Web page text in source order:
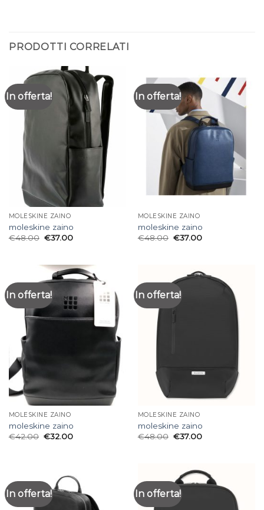
PRODOTTI CORRELATI
In offerta!
MOLESKINE ZAINO
moleskine zaino
€48.00 €37.00
In offerta!
MOLESKINE ZAINO
moleskine zaino
€48.00 €37.00
In offerta!
MOLESKINE ZAINO
moleskine zaino
€42.00 €32.00
In offerta!
MOLESKINE ZAINO
moleskine zaino
€48.00 €37.00
In offerta! In offerta!